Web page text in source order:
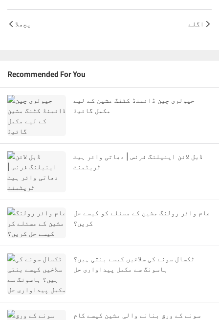
پچھلا اگلے
Recommended For You
جیولری چین ڈائمنڈ کٹنگ مشین کے لیے
مکمل گائیڈ
ڈبل لائن اینیلنگ فرنس | دھاتی وائر ہیٹ
ٹریٹمنٹ
عام وائر رولنگ مشین کے مسئلے کو کیسے حل
کریں؟
ٹکسال سونے کی سلاخیں کیسے بنتی ہیں؟
ہاسونگ سے مکمل پیداواری حل
سونے کے ورق بنانے والی مشین کیسے کام